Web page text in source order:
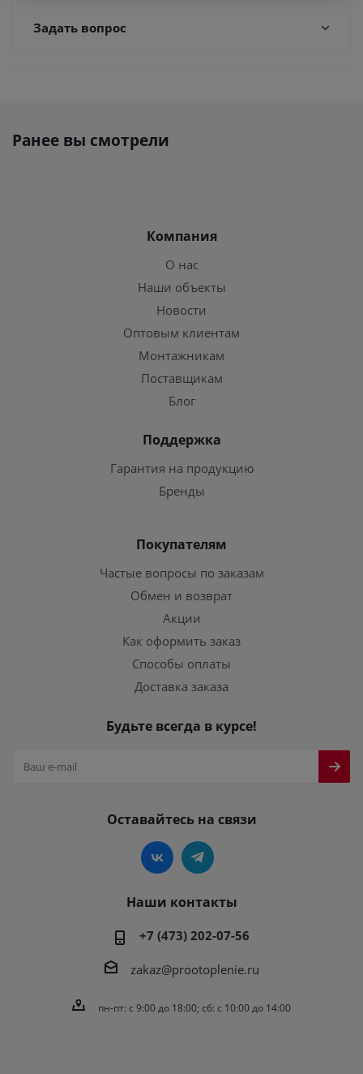
Задать вопрос
Ранее вы смотрели
Компания
О нас
Наши объекты
Новости
Оптовым клиентам
Монтажникам
Поставщикам
Блог
Поддержка
Гарантия на продукцию
Бренды
Покупателям
Частые вопросы по заказам
Обмен и возврат
Акции
Как оформить заказ
Способы оплаты
Доставка заказа
Будьте всегда в курсе!
Оставайтесь на связи
Наши контакты
+7 (473) 202-07-56
zakaz@prootoplenie.ru
пн-пт: c 9:00 до 18:00; сб: с 10:00 до 14:00